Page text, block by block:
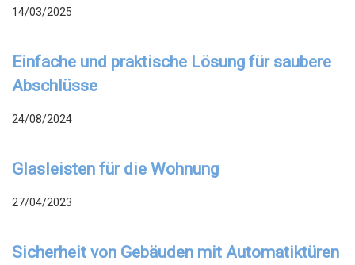
14/03/2025
Einfache und praktische Lösung für saubere
Abschlüsse
24/08/2024
Glasleisten für die Wohnung
27/04/2023
Sicherheit von Gebäuden mit Automatiktüren